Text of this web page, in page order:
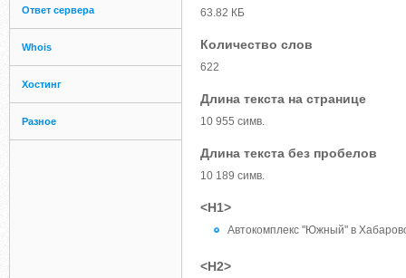
Ответ сервера
Whois
Хостинг
Разное
63.82 КБ
Количество слов
622
Длина текста на странице
10 955 симв.
Длина текста без пробелов
10 189 симв.
<H1>
Автокомплекс "Южный" в
<H2>